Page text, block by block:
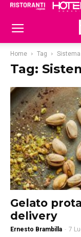
Home Tag
Tag:
Gelato
delivery
Ernesto Brambilla - 7